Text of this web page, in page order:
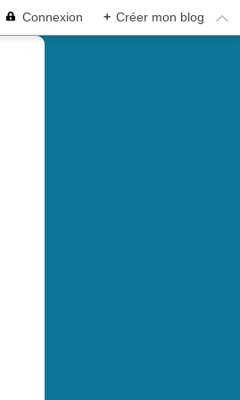
Connexion + Créer mon blog